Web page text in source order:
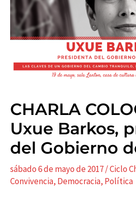
CHARLA
Uxue Barkos,
del Gobierno
sábado 6 de mayo de 2017/Ciclo
Convivencia, Democracia, Polí­tica